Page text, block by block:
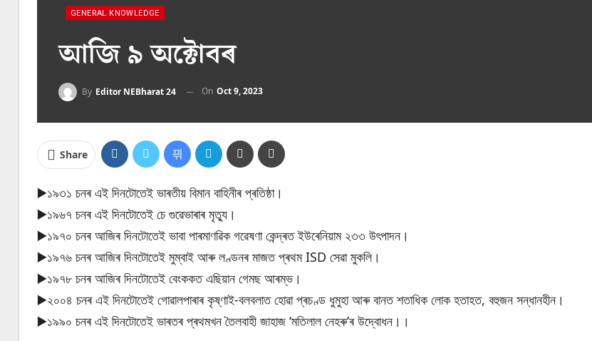
GENERAL KNOWLEDGE
আজি ৯ অক্টোবৰ
By Editor NEBharat 24 On Oct 9, 2023
Share
▶️১৯৩১ চনৰ এই দিনটোতেই ভাৰতীয় বিমান বাহিনীৰ প্ৰতিষ্ঠা।
▶️১৯৬৭ চনৰ এই দিনটোতেই চে গুৱেভাৰাৰ মৃত্যু।
▶️১৯৭০ চনৰ আজিৰ দিনটোতেই ভাবা পাৰমাণৱিক গৱেষণা কেন্দ্ৰত ইউৰেনিয়াম ২৩৩ উৎপাদন।
▶️১৯৭৬ চনৰ আজিৰ দিনটোতেই মুম্বাই আৰু লণ্ডনৰ মাজত প্ৰথম ISD সেৱা মুকলি।
▶️১৯৭৮ চনৰ আজিৰ দিনটোতেই বেংককত এছিয়ান গেমছ আৰম্ভ।
▶️২০০৪ চনৰ এই দিনটোতেই গোৱালপাৰাৰ কৃষ্ণাই-বলবলাত হোৱা প্ৰচণ্ড ধুমুহা আৰু বানত শতাধিক লোক হতাহত, বহুজন সন্ধানহীন।
▶️১৯৯০ চনৰ এই দিনটোতেই ভাৰতৰ প্ৰথমখন তৈলবাহী জাহাজ ‘মতিলাল নেহৰু’ৰ উদ্বোধন।।